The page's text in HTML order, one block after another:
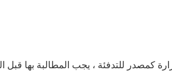
كمصدر للتدفئة ، يجب المطالبة بها قبل